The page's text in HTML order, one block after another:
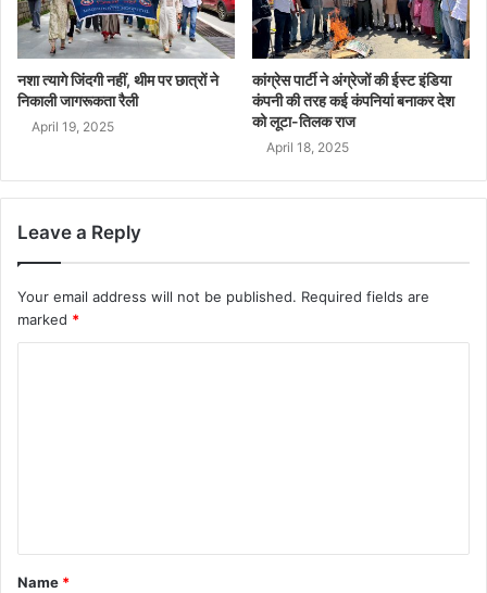
नशा त्यागे जिंदगी नहीं, थीम पर छात्रों ने
निकाली जागरूकता रैली
April 19, 2025
कांग्रेस पार्टी ने अंग्रेजों की ईस्ट इंडिया
कंपनी की तरह कई कंपनियां बनाकर देश
को लूटा-तिलक राज
April 18, 2025
Leave a Reply
Your email address will not be published. Required fields are
marked *
Name *